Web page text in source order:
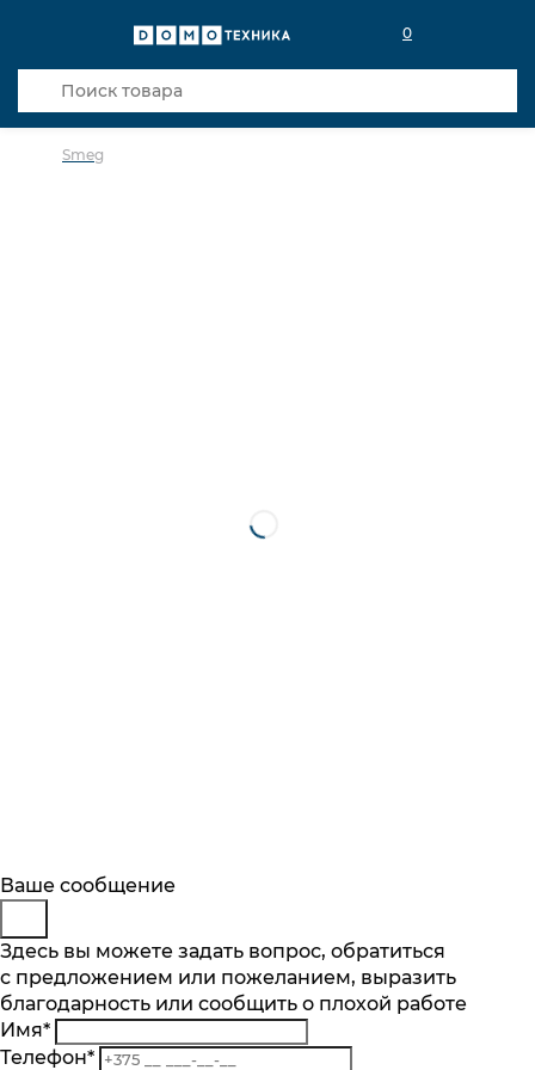
0
Smeg
Описание
Отзывы
Основные характеристики
Мощность, Вт
950
Вместимость тостов, шт
Будьте в курсе
Подпишитесь на последние обновления
и узнавайте о новинках и специальных
предложениях первыми
Подписаться
Заказ обратного звонка
Представьтесь
Телефон*
Комментарий
Ваше сообщение
Здесь вы можете задать вопрос, обратиться
с предложением или пожеланием, выразить
благодарность или сообщить о плохой работе
Имя*
Телефон*